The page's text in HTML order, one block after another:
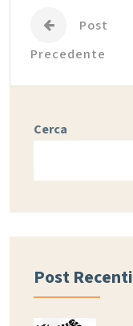
Post
Precedente
Cerca
Post Recenti